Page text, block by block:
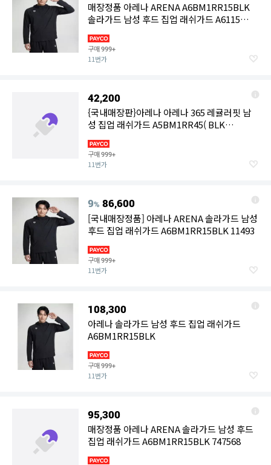
매장정품 아레나 ARENA A6BM1RR15BLK
솔라가드 남성 후드 집업 래쉬가드 A6115
구매999+
11번가
42,200
{국내매장판}아레나 아레나 365 레귤러핏 남
성 집업 래쉬가드 A5BM1RR45( BLK
구매999+
11번가
9% 86,600
[국내매장정품] 아레나 ARENA 솔라가드 남성
후드 집업 래쉬가드 A6BM1RR15BLK 11493
구매999+
11번가
108,300
아레나 솔라가드 남성 후드 집업 래쉬가드
A6BM1RR15BLK
구매999+
11번가
95,300
매장정품 아레나 ARENA 솔라가드 남성 후드
집업 래쉬가드 A6BM1RR15BLK 747568